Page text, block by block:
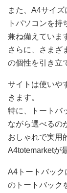
また、A4サイ
トパソコンを
兼ね備えていま
さらに、さまざ
の個性を引き立
サイトは使いや
きます。
特に、トートバ
ながら選べるの
おしゃれで実用
A4totemarketが
A4トートバック
のトートバック